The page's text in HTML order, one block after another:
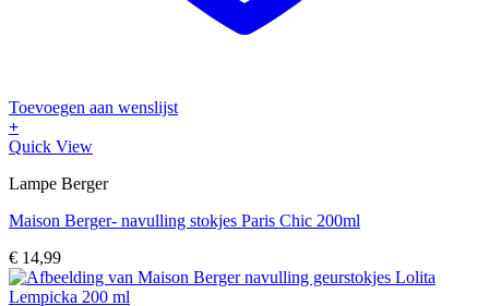
Toevoegen aan wenslijst
+
Quick View
Lampe Berger
Maison Berger- navulling stokjes Paris Chic 200ml
€ 14,99